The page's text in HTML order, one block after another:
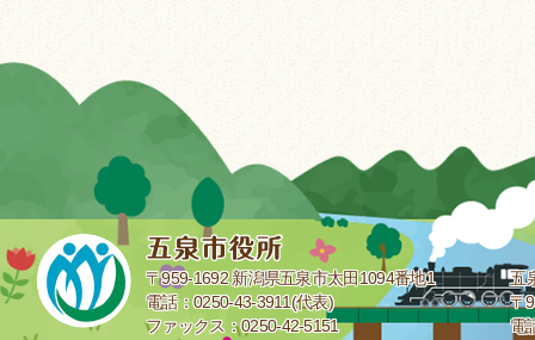
〒959-1692 新潟県五泉市太田1094番地1
電話：0250-43-3911(代表)
ファックス：0250-42-5151
五
〒
電